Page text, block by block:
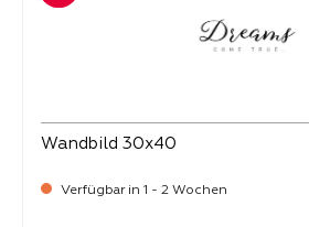
Wandbild 30x40
Verfügbar in 1 - 2 Wochen